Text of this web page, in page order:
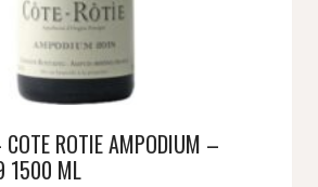
ROTIE AMPODIUM –
1500 ML